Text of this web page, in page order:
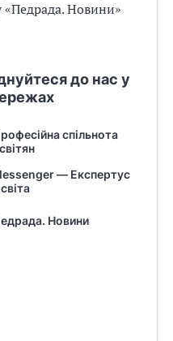
«Педрада. Новини»
до нас у
спільнота
— Експертус
Новини